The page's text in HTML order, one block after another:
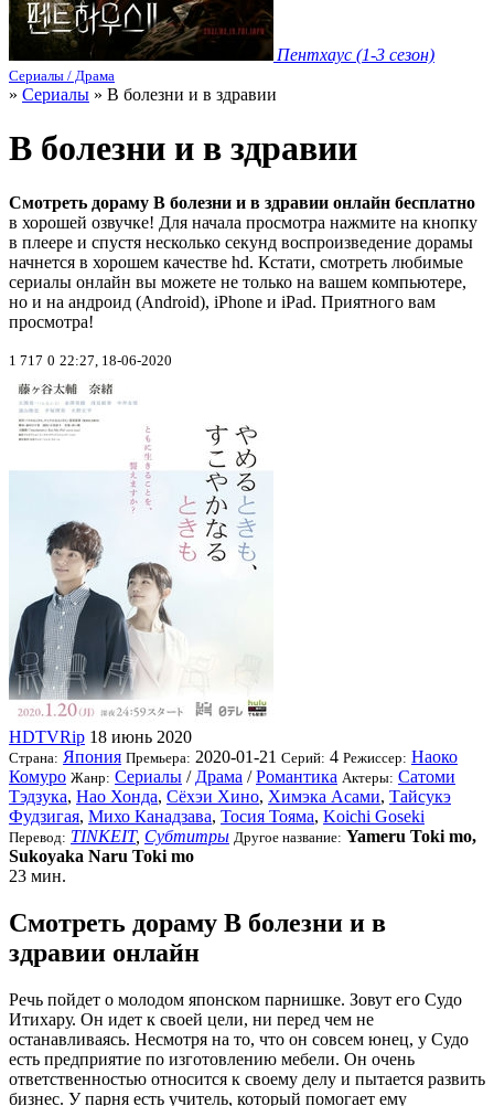
Пентхаус (1-3 сезон)
Сериалы / Драма
» Сериалы » В болезни и в здравии
В болезни и в здравии
Смотреть дораму В болезни и в здравии онлайн бесплатно
в хорошей озвучке! Для начала просмотра нажмите на кнопку
в плеере и спустя несколько секунд воспроизведение дорамы
начнется в хорошем качестве hd. Кстати, смотреть любимые
сериалы онлайн вы можете не только на вашем компьютере,
но и на андроид (Android), iPhone и iPad. Приятного вам
просмотра!
1 717 0 22:27, 18-06-2020
HDTVRip 18 июнь 2020
Страна: Япония Премьера: 2020-01-21 Серий: 4 Режиссер: Наоко
Комуро Жанр: Сериалы / Драма /Романтика Актеры: Сатоми
Тэдзука, Нао Хонда, Сёхэи Хино, Химэка Асами, Тайсукэ
Фудзигая, Михо Канадзава, Тосия Тояма, Koichi Goseki
Перевод: TINKEIT, Субтитры Другое название: Yameru Toki mo,
Sukoyaka Naru Toki mo
23 мин.
Смотреть дораму В болезни и в
здравии онлайн
Речь пойдет о молодом японском парнишке. Зовут его Судо
Итихару. Он идет к своей цели, ни перед чем не
останавливаясь. Несмотря на то, что он совсем юнец, у Судо
есть предприятие по изготовлению мебели. Он очень
ответственностью относится к своему делу и пытается развить
бизнес. У парня есть учитель, который помогает ему